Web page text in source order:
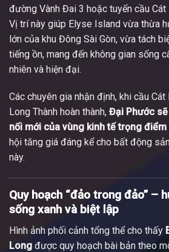
đường Vành Đai 3 hoặc tuyến cầu
Vị trí này giúp Elyse Island vừa thừa
lớn của khu Đông Sài Gòn, vừa tách
tiếng ồn, mang đến không gian sống
nhiên và hiện đại.
Các chuyên gia nhận định, khi cầu
Long Thành hoàn thành, Đại Phước
nối mới của vùng kinh tế trọng điểm
hội tăng giá đáng kể cho bất động
này.
Quy hoạch “đảo trong đảo” –
sống xanh và biệt lập
Hình ảnh phối cảnh tổng thể cho thấy
Long được quy hoạch bài bản theo